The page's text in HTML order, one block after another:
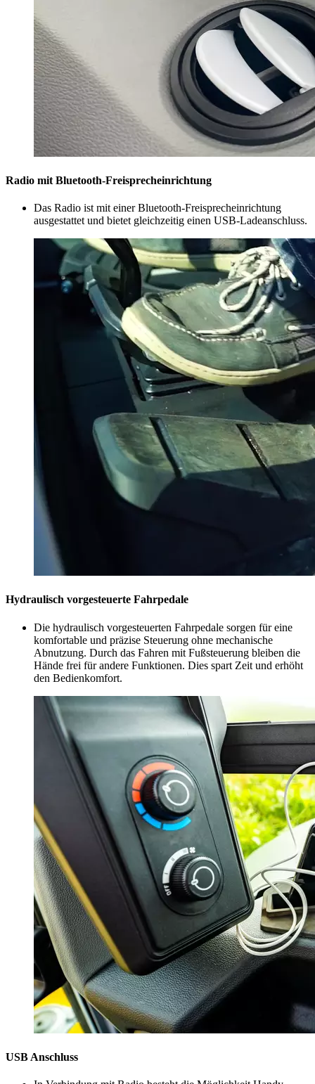
Radio mit Bluetooth-Freisprecheinrichtung
Das Radio ist mit einer Bluetooth-Freisprecheinrichtung
ausgestattet und bietet gleichzeitig einen USB-Ladeanschluss.
Hydraulisch vorgesteuerte Fahrpedale
Die hydraulisch vorgesteuerten Fahrpedale sorgen für eine
komfortable und präzise Steuerung ohne mechanische
Abnutzung. Durch das Fahren mit Fußsteuerung bleiben die
Hände frei für andere Funktionen. Dies spart Zeit und erhöht
den Bedienkomfort.
USB Anschluss